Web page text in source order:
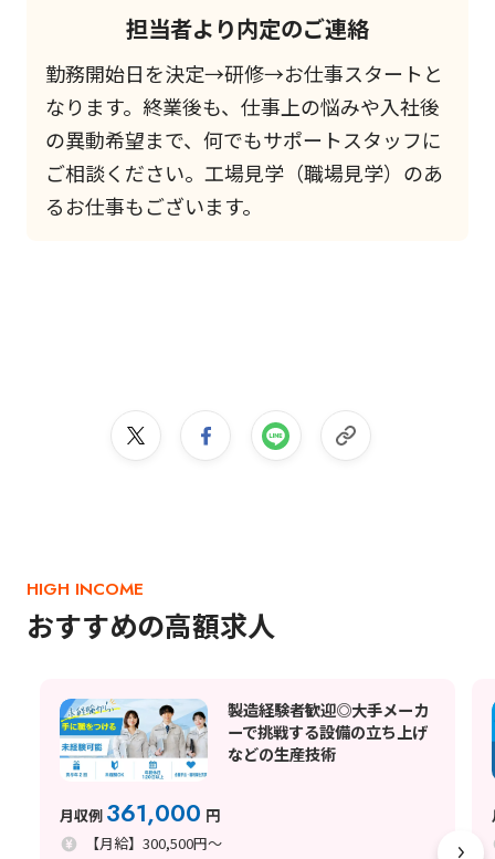
担当者より内定のご連絡
勤務開始日を決定→研修→お仕事スタートと
なります。終業後も、仕事上の悩みや入社後
の異動希望まで、何でもサポートスタッフに
ご相談ください。工場見学（職場見学）のあ
るお仕事もございます。
HIGH INCOME
おすすめの高額求人
製造経験者歓迎◎大手メーカ
ーで挑戦する設備の立ち上げ
などの生産技術
月収例 361,000 円
【月給】300,500円～